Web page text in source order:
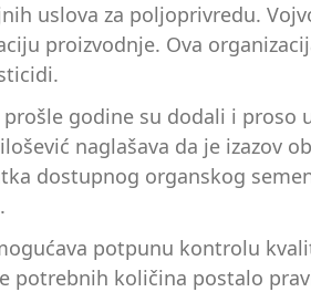
uslova za poljoprivredu.
proizvodnje. Ova
godine su dodali i proso
naglašava da je izazov
dostupnog organskog
potpunu kontrolu
potrebnih količina postalo